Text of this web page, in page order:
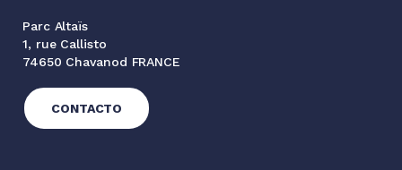
Parc Altaïs
1, rue Callisto
74650 Chavanod FRANCE
CONTACTO